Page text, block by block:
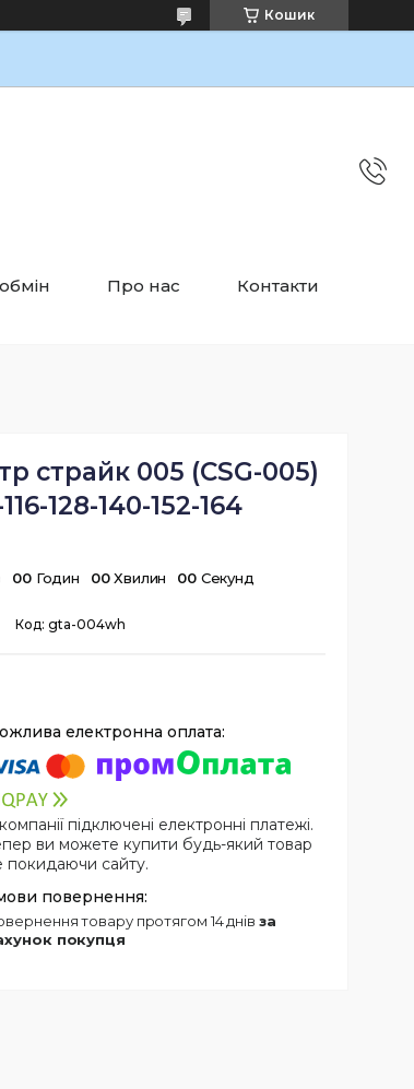
Кошик
Про нас Контакти
страйк 005 (CSG-005)
128-140-152-164
00 Годин 00 Хвилин 00 Секунд
Код: gta-004wh
підключені електронні платежі.
ви можете купити будь-який товар
покидаючи сайту.
товару протягом 14 днів за
покупця